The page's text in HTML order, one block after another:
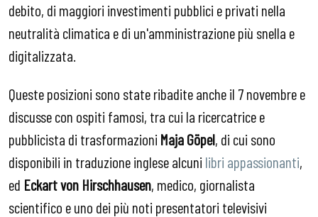
debito, di maggiori investimenti pubblici e privati nella
neutralità climatica e di un'amministrazione più snella e
digitalizzata.
Queste posizioni sono state ribadite anche il 7 novembre e
discusse con ospiti famosi, tra cui la ricercatrice e
pubblicista di trasformazioni Maja Göpel, di cui sono
disponibili in traduzione inglese alcuni libri appassionanti,
ed Eckart von Hirschhausen, medico, giornalista
scientifico e uno dei più noti presentatori televisivi